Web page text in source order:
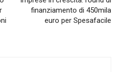
finanziamento di 450mila
euro per Spesafacile